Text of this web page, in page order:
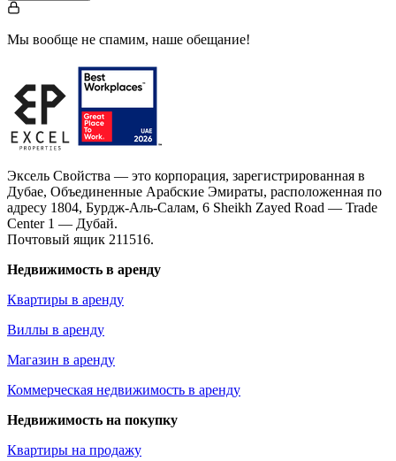
Мы вообще не спамим, наше обещание!
Эксель Свойства — это корпорация, зарегистрированная в
Дубае, Объединенные Арабские Эмираты, расположенная по
адресу 1804, Бурдж-Аль-Салам, 6 Sheikh Zayed Road — Trade
Center 1 — Дубай.
Почтовый ящик 211516.
Недвижимость в аренду
Квартиры в аренду
Виллы в аренду
Магазин в аренду
Коммерческая недвижимость в аренду
Недвижимость на покупку
Квартиры на продажу